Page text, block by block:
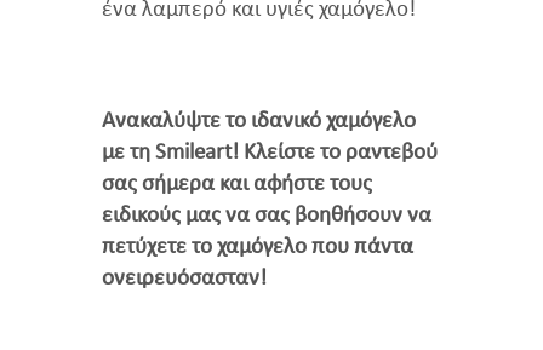
ένα λαμπερό και υγιές χαμόγελο!
Ανακαλύψτε το ιδανικό χαμόγελο
με τη Smileart! Κλείστε το ραντεβού
σας σήμερα και αφήστε τους
ειδικούς μας να σας βοηθήσουν να
πετύχετε το χαμόγελο που πάντα
ονειρευόσασταν!